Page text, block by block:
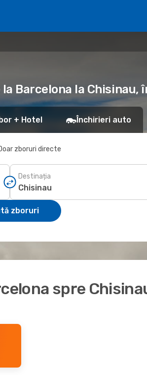
Barcelona la Chisinau,
+ Hotel Închirieri auto
zboruri directe
Destinația
zboruri
spre